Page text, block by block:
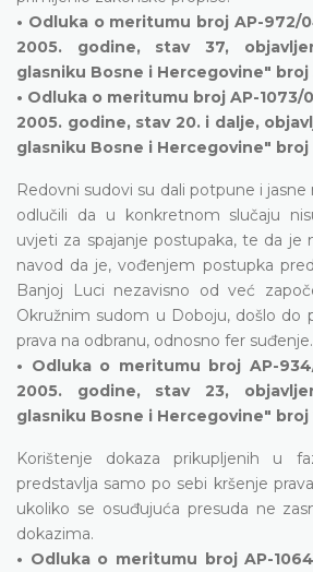
• Odluka o meritumu broj AP-972/
2005. godine, stav 37,
glasniku Bosne i Hercegovine" broj
• Odluka o meritumu broj AP-1073/
2005. godine, stav 20. i dalje,
glasniku Bosne i Hercegovine"
Redovni sudovi su dali potpune i
odlučili da u konkretnom slučaju
uvjeti za spajanje postupaka, te da je
navod da je, vođenjem postupka
Banjoj Luci nezavisno od već
Okružnim sudom u Doboju, došlo do
prava na odbranu, odnosno fer suđenje.
• Odluka o meritumu broj AP-
2005. godine, stav 23,
glasniku Bosne i Hercegovine" broj
Korištenje dokaza prikupljenih u
predstavlja samo po sebi kršenje
ukoliko se osuđujuća presuda ne
dokazima.
• Odluka o meritumu broj AP-